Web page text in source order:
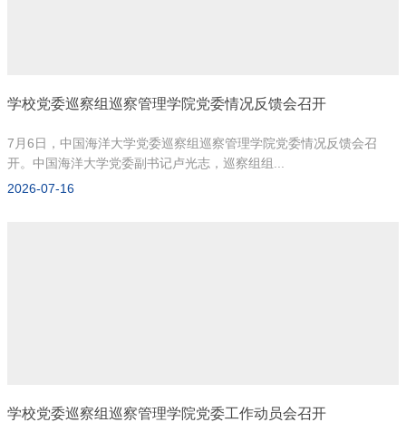
学校党委巡察组巡察管理学院党委情况反馈会召开
7月6日，中国海洋大学党委巡察组巡察管理学院党委情况反馈会召
开。中国海洋大学党委副书记卢光志，巡察组组...
2026-07-16
学校党委巡察组巡察管理学院党委工作动员会召开